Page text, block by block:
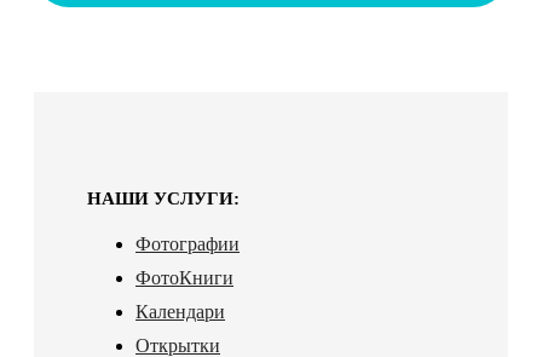
НАШИ УСЛУГИ:
Фотографии
ФотоКниги
Календари
Открытки